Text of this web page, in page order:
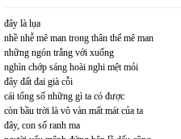
đây là lụa
nhề nhễ mê man trong thân thể mê man
những ngón trắng với xuống
nghìn chớp sáng hoài nghi mệt mỏi
đây đất đai già cỗi
cái tổng số những gì ta có được
còn bầu trời là vô vàn mất mát của ta
đây, con số ranh ma